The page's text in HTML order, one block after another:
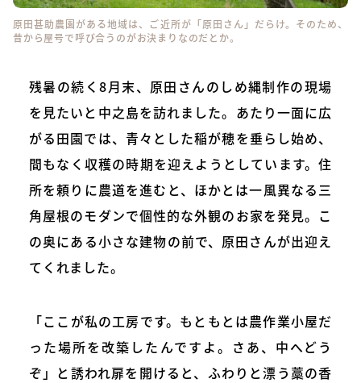
原田甚助農園がある地域は、ご近所が「原田さん」だらけ。そのため、
昔から屋号で呼び合うのがお決まりなのだとか。
残暑の続く8月末、原田さんのしめ縄制作の現場
を見たいと中之島を訪れました。あたり一面に広
がる田園では、青々とした稲が穂を垂らし始め、
間もなく収穫の時期を迎えようとしています。住
所を頼りに農道を進むと、ほかとは一風異なる三
角屋根のモダンで個性的な外観のお家を発見。こ
の奥にある小さな建物の前で、原田さんが出迎え
てくれました。
「ここが私の工房です。もともとは農作業小屋だ
った場所を改築したんですよ。さあ、中へどう
ぞ」と誘われ扉を開けると、ふわりと漂う藁の香